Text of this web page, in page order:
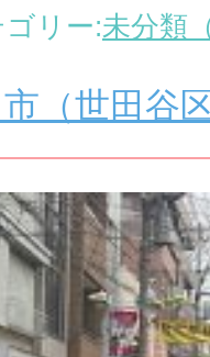
ゴリー:未分類
（世田谷